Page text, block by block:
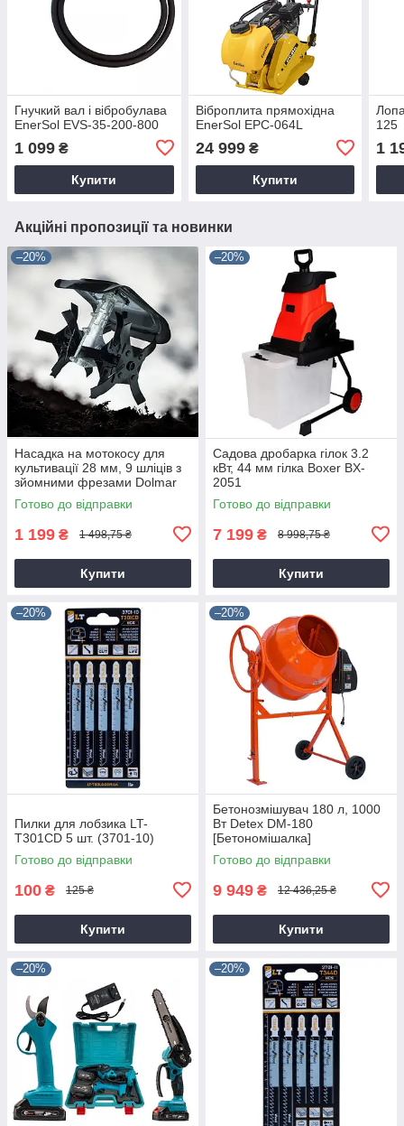
Гнучкий вал і вібробулава
EnerSol EVS-35-200-800
1 099 ₴
Купити
Віброплита прямохідна
EnerSol EPC-064L
24 999₴
Купити
125
1
Акційні пропозиції та новинки
–20%
Насадка на мотокосу для
культивації 28 мм, 9 шліців з
зйомними фрезами Dolmar
9T28
Готово до відправки
1 199 ₴ 1 498,75 ₴
Купити
–20%
Садова дробарка гілок 3.2
кВт, 44 мм гілка Boxer BX-
2051
Готово до відправки
7 199 ₴ 8 998,75 ₴
Купити
–20%
Пилки для лобзика LT-
T301CD 5 шт. (3701-10)
Готово до відправки
100 ₴ 125 ₴
Купити
–20%
Бетонозмішувач 180 л, 1000
Вт Detex DM-180
[Бетономішалка]
Готово до відправки
9 949 ₴ 12 436,25 ₴
Купити
–20% –20%